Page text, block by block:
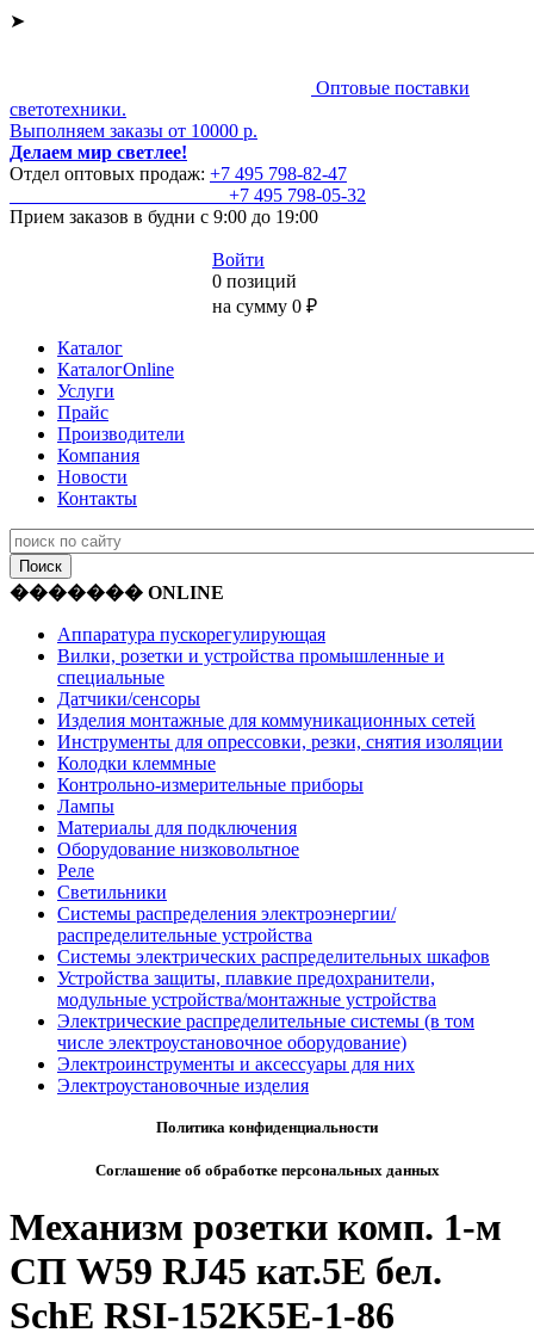
➤
Оптовые поставки
светотехники.
Выполняем заказы от 10000 р.
Делаем мир светлее!
Отдел оптовых продаж: +7 495 798-82-47
+7 495 798-05-32
Прием заказов в будни с 9:00 до 19:00
Войти
0 позиций
на сумму 0 ₽
Каталог
КаталогOnline
Услуги
Прайс
Производители
Компания
Новости
Контакты
������� ONLINE
Аппаратура пускорегулирующая
Вилки, розетки и устройства промышленные и
специальные
Датчики/сенсоры
Изделия монтажные для коммуникационных сетей
Инструменты для опрессовки, резки, снятия изоляции
Колодки клеммные
Контрольно-измерительные приборы
Лампы
Материалы для подключения
Оборудование низковольтное
Реле
Светильники
Системы распределения электроэнергии/
распределительные устройства
Системы электрических распределительных шкафов
Устройства защиты, плавкие предохранители,
модульные устройства/монтажные устройства
Электрические распределительные системы (в том
числе электроустановочное оборудование)
Электроинструменты и аксессуары для них
Электроустановочные изделия
Политика конфиденциальности
Соглашение об обработке персональных данных
Механизм розетки комп. 1-м
СП W59 RJ45 кат.5E бел.
SchE RSI-152K5E-1-86